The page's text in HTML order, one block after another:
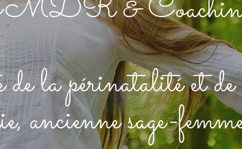
&
la périnatalité et
ancienne sage-